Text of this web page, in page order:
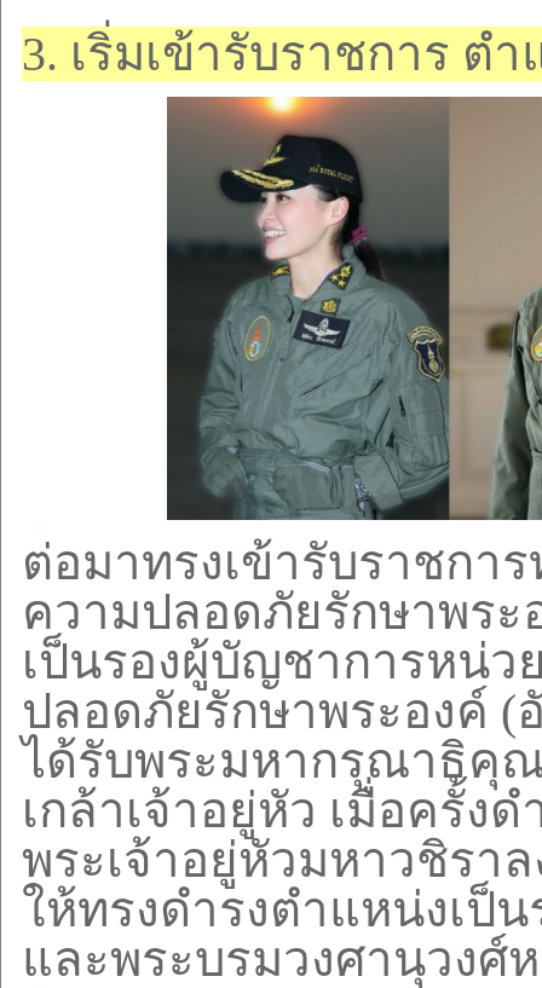
3. เริ่มเข้ารับราชการ ต
ต่อมาทรงเข้ารับราชกา
ความปลอดภัยรักษาพระ
เป็นรองผู้บัญชาการหน่
ปลอดภัยรักษาพระองค์ (
ได้รับพระมหากรุณาธิคุ
เกล้าเจ้าอยู่หัว เมื่อครั้ง
พระเจ้าอยู่หัวมหาวชิรา
ให้ทรงดำรงตำแหน่งเป็
และพระบรมวงศานุวงศ์